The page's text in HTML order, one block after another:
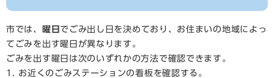
市では、 曜日 でごみ出し日を決めており、お住まいの地域によっ
てごみを出す曜日が異なります。
ごみを出す曜日は次のいずれかの方法で確認できます。
1. お近くのごみステーションの看板を確認する。